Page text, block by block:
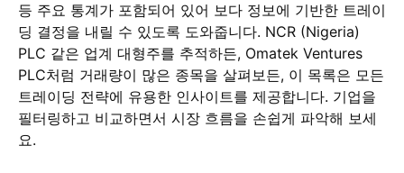
등 주요 통계가 포함되어 있어 보다 정보에 기반한 트레이
딩 결정을 내릴 수 있도록 도와줍니다. NCR (Nigeria)
PLC 같은 업계 대형주를 추적하든, Omatek Ventures
PLC처럼 거래량이 많은 종목을 살펴보든, 이 목록은 모든
트레이딩 전략에 유용한 인사이트를 제공합니다. 기업을
필터링하고 비교하면서 시장 흐름을 손쉽게 파악해 보세
요.